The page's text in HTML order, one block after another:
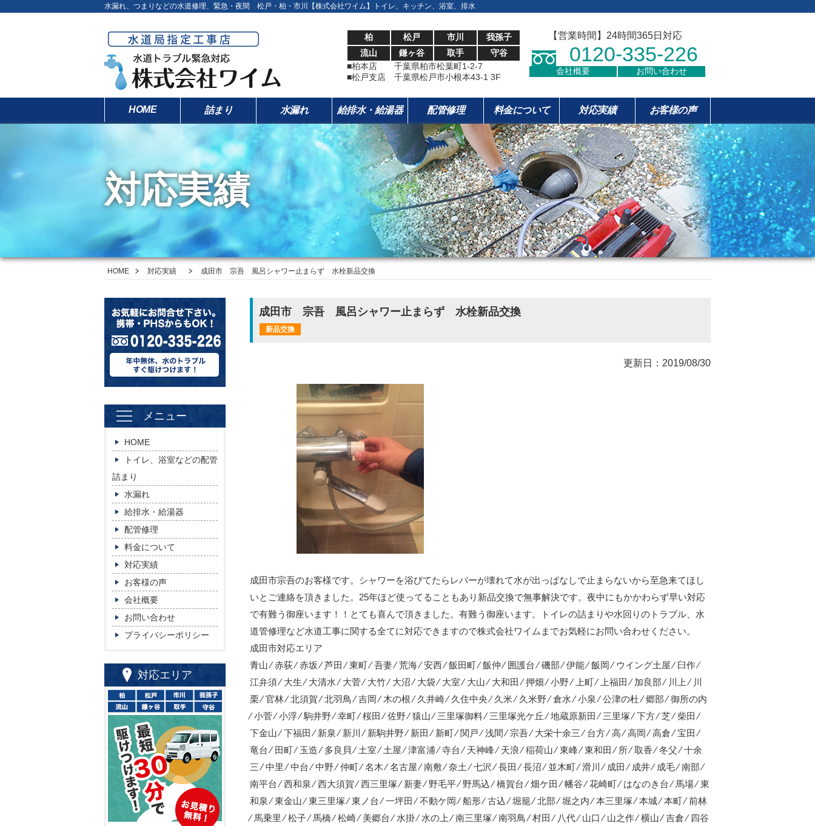
水漏れ、つまりなどの水道修理、緊急・夜間 松戸・柏・市川【株式会社ワイム】トイレ、キッチン、浴室、排水
柏 松戸 市川
我孫子
流山
鎌ヶ谷 取手
守谷
■柏本店 千葉県柏市松葉町1-2-7
■松戸支店 千葉県松戸市小根本43-1 3F
【営業時間】24時間365日対応
0120-335-226
会社概要 お問い合わせ
HOME 詰まり 水漏れ 給排水・給湯器 配管修理 料金について 対応実績 お客様の声
対応実績
HOME 対応実績 成田市 宗吾 風呂シャワー止まらず 水栓新品交換
成田市 宗吾 風呂シャワー止まらず 水栓新品交換
新品交換
更新日：2019/08/30
成田市宗吾のお客様です。シャワーを浴びてたらレバーが壊れて水が出っぱなしで止まらないから至急来てほし
いとご連絡を頂きました。25年ほど使ってることもあり新品交換で無事解決です。夜中にもかかわらず早い対応
で有難う御座います！！とても喜んで頂きました。有難う御座います。トイレの詰まりや水回りのトラブル、水
道管修理など水道工事に関する全てに対応できますので株式会社ワイムまでお気軽にお問い合わせください。
成田市対応エリア
青山 ⁄ 赤荻 ⁄ 赤坂 ⁄ 芦田 ⁄ 東町 ⁄ 吾妻 ⁄ 荒海 ⁄ 安西 ⁄ 飯田町 ⁄ 飯仲 ⁄ 囲護台 ⁄ 磯部 ⁄ 伊能 ⁄ 飯岡 ⁄ ウイング土屋 ⁄ 臼作 ⁄
江弁須 ⁄ 大生 ⁄ 大清水 ⁄ 大菅 ⁄ 大竹 ⁄ 大沼 ⁄ 大袋 ⁄ 大室 ⁄ 大山 ⁄ 大和田 ⁄ 押畑 ⁄ 小野 ⁄ 上町 ⁄ 上福田 ⁄ 加良部 ⁄ 川上 ⁄ 川
栗 ⁄ 官林 ⁄ 北須賀 ⁄ 北羽鳥 ⁄ 吉岡 ⁄ 木の根 ⁄ 久井崎 ⁄ 久住中央 ⁄ 久米 ⁄ 久米野 ⁄ 倉水 ⁄ 小泉 ⁄ 公津の杜 ⁄ 郷部 ⁄ 御所の内
⁄ 小菅 ⁄ 小浮 ⁄ 駒井野 ⁄ 幸町 ⁄ 桜田 ⁄ 佐野 ⁄ 猿山 ⁄ 三里塚御料 ⁄ 三里塚光ケ丘 ⁄ 地蔵原新田 ⁄ 三里塚 ⁄ 下方 ⁄ 芝 ⁄ 柴田 ⁄
下金山 ⁄ 下福田 ⁄ 新泉 ⁄ 新川 ⁄ 新駒井野 ⁄ 新田 ⁄ 新町 ⁄ 関戸 ⁄ 浅間 ⁄ 宗吾 ⁄ 大栄十余三 ⁄ 台方 ⁄ 高 ⁄ 高岡 ⁄ 高倉 ⁄ 宝田 ⁄
竜台 ⁄ 田町 ⁄ 玉造 ⁄ 多良貝 ⁄ 土室 ⁄ 土屋 ⁄ 津富浦 ⁄ 寺台 ⁄ 天神峰 ⁄ 天浪 ⁄ 稲荷山 ⁄ 東峰 ⁄ 東和田 ⁄ 所 ⁄ 取香 ⁄ 冬父 ⁄ 十余
三 ⁄ 中里 ⁄ 中台 ⁄ 中野 ⁄ 仲町 ⁄ 名木 ⁄ 名古屋 ⁄ 南敷 ⁄ 奈土 ⁄ 七沢 ⁄ 長田 ⁄ 長沼 ⁄ 並木町 ⁄ 滑川 ⁄ 成田 ⁄ 成井 ⁄ 成毛 ⁄ 南部 ⁄
南平台 ⁄ 西和泉 ⁄ 西大須賀 ⁄ 西三里塚 ⁄ 新妻 ⁄ 野毛平 ⁄ 野馬込 ⁄ 橋賀台 ⁄ 畑ケ田 ⁄ 幡谷 ⁄ 花崎町 ⁄ はなのき台 ⁄ 馬場 ⁄ 東
和泉 ⁄ 東金山 ⁄ 東三里塚 ⁄ 東ノ台 ⁄ 一坪田 ⁄ 不動ケ岡 ⁄ 船形 ⁄ 古込 ⁄ 堀籠 ⁄ 北部 ⁄ 堀之内 ⁄ 本三里塚 ⁄ 本城 ⁄ 本町 ⁄ 前林
⁄ 馬乗里 ⁄ 松子 ⁄ 馬橋 ⁄ 松崎 ⁄ 美郷台 ⁄ 水掛 ⁄ 水の上 ⁄ 南三里塚 ⁄ 南羽鳥 ⁄ 村田 ⁄ 八代 ⁄ 山口 ⁄ 山之作 ⁄ 横山 ⁄ 吉倉 ⁄ 四谷
メニュー
HOME
トイレ、浴室などの配管
詰まり
水漏れ
給排水・給湯器
配管修理
料金について
対応実績
お客様の声
会社概要
お問い合わせ
プライバシーポリシー
対応エリア